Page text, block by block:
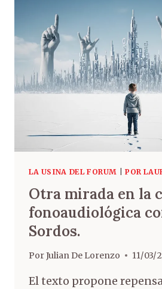
LA USINA DEL FORUM POR
Otra mirada en la
fonoaudiológica
Sordos.
PorJulian De Lorenzo 11/03/
El texto propone